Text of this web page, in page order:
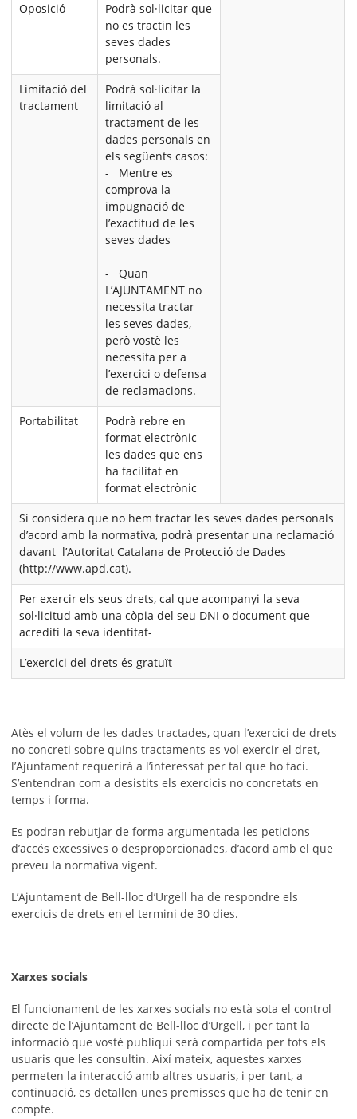
Oposició
Podrà sol·licitar que
no es tractin les
seves dades
personals.
Limitació del
tractament
Podrà sol·licitar la
limitació al
tractament de les
dades personals en
els següents casos:
- Mentre es
comprova la
impugnació de
l’exactitud de les
seves dades
- Quan
L’AJUNTAMENT no
necessita tractar
les seves dades,
però vostè les
necessita per a
l’exercici o defensa
de reclamacions.
Portabilitat
Podrà rebre en
format electrònic
les dades que ens
ha facilitat en
format electrònic
Si considera que no hem tractar les seves dades personals
d’acord amb la normativa, podrà presentar una reclamació
davant l’Autoritat Catalana de Protecció de Dades
(http://www.apd.cat).
Per exercir els seus drets, cal que acompanyi la seva
sol·licitud amb una còpia del seu DNI o document que
acrediti la seva identitat-
L’exercici del drets és gratuït
Atès el volum de les dades tractades, quan l’exercici de drets
no concreti sobre quins tractaments es vol exercir el dret,
l’Ajuntament requerirà a l’interessat per tal que ho faci.
S’entendran com a desistits els exercicis no concretats en
temps i forma.
Es podran rebutjar de forma argumentada les peticions
d’accés excessives o desproporcionades, d’acord amb el que
preveu la normativa vigent.
L’Ajuntament de Bell-lloc d’Urgell ha de respondre els
exercicis de drets en el termini de 30 dies.
Xarxes socials
El funcionament de les xarxes socials no està sota el control
directe de l’Ajuntament de Bell-lloc d’Urgell, i per tant la
informació que vostè publiqui serà compartida per tots els
usuaris que les consultin. Així mateix, aquestes xarxes
permeten la interacció amb altres usuaris, i per tant, a
continuació, es detallen unes premisses que ha de tenir en
compte.